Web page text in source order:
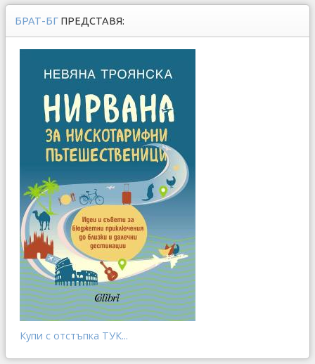
БРАТ-БГ ПРЕДСТАВЯ:
Купи с отстъпка ТУК...